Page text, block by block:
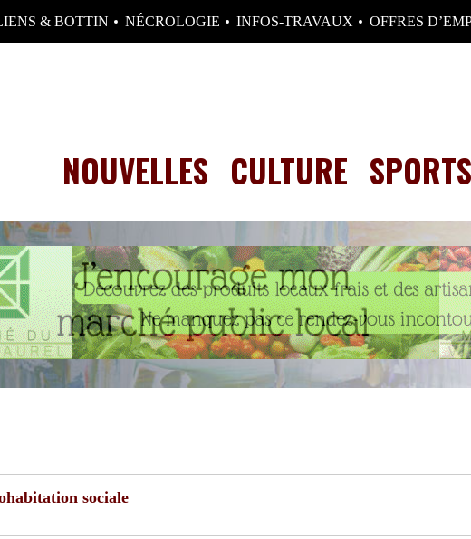
& BOTTIN NÉCROLOGIE INFOS-TRAVAUX OFFRES
NOUVELLES CULTURE SPORTS
sociale